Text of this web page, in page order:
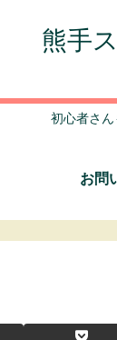
熊手
初心者さ
お問